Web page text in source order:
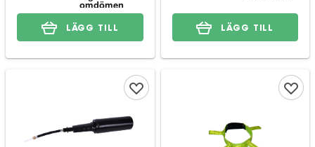
LÄGG TILL LÄGG TILL